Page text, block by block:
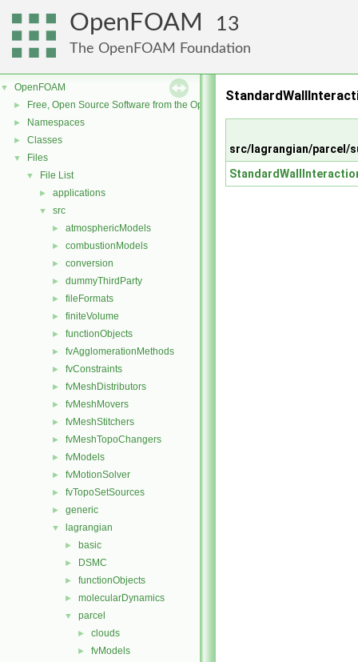
OpenFOAM 13
The OpenFOAM Foundation
▼ OpenFOAM
► Free, Open Source Software from the OpenFOAM Foundation
► Namespaces
► Classes
▼ Files
▼ File List
► applications
▼ src
► atmosphericModels
► combustionModels
► conversion
► dummyThirdParty
► fileFormats
► finiteVolume
► functionObjects
► fvAgglomerationMethods
► fvConstraints
► fvMeshDistributors
► fvMeshMovers
► fvMeshStitchers
► fvMeshTopoChangers
► fvModels
► fvMotionSolver
► fvTopoSetSources
► generic
▼ lagrangian
► basic
► DSMC
► functionObjects
► molecularDynamics
▼ parcel
► clouds
► fvModels
src/lagrangian/parcel/